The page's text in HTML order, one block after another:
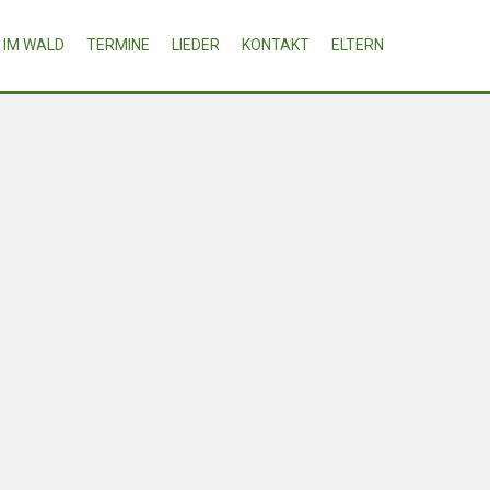
IM WALD TERMINE LIEDER KONTAKT ELTERN